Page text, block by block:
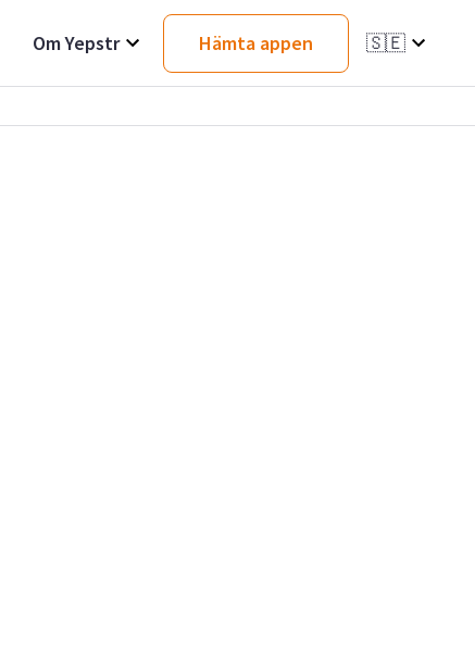
Om Yepstr Hämta appen 🇸🇪